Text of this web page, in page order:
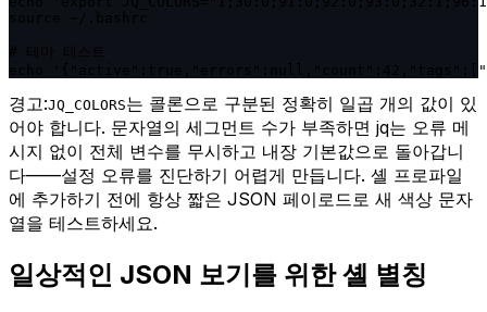
echo
경고:JQ_COLORS는 콜론으로 구분된 정확히 일곱 개의 값이 있
어야 합니다. 문자열의 세그먼트 수가 부족하면 jq는 오류 메
시지 없이 전체 변수를 무시하고 내장 기본값으로 돌아갑니
다——설정 오류를 진단하기 어렵게 만듭니다. 셸 프로파일
에 추가하기 전에 항상 짧은 JSON 페이로드로 새 색상 문자
열을 테스트하세요.
일상적인 JSON 보기를 위한 셸 별칭